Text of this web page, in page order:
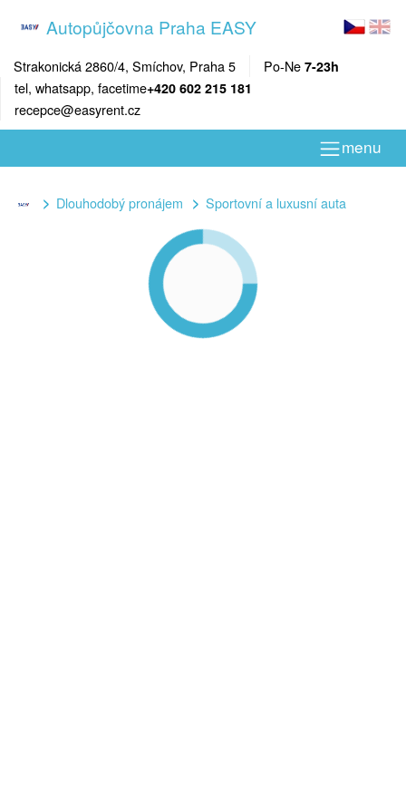
Autopůjčovna Praha EASY
Strakonická 2860/4, Smíchov, Praha 5 Po-Ne 7-23h
tel, whatsapp, facetime+420 602 215 181
recepce@easyrent.cz
menu
Dlouhodobý pronájem Sportovní a luxusní auta